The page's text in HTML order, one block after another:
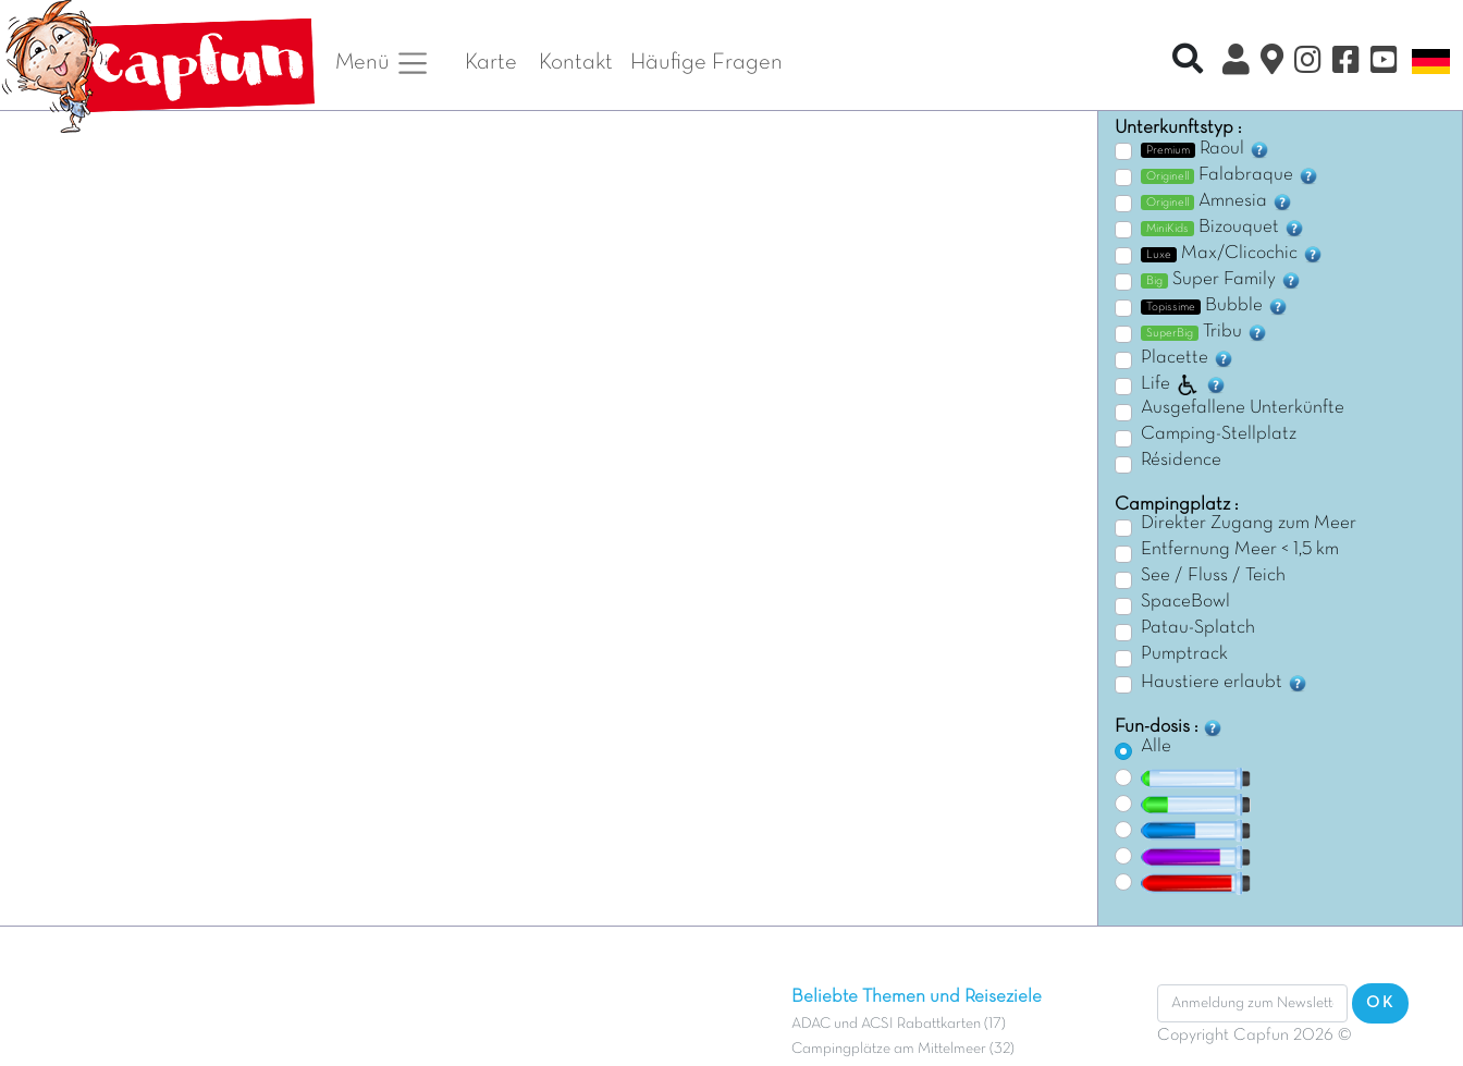
Menü Karte Kontakt Häufige Fragen Recherche rapide
Unterkunftstyp :
Premium Raoul
Originell Falabraque
Originell Amnesia
MiniKids Bizouquet
Luxe Max/Clicochic
Big Super Family
Topissime Bubble
SuperBig
Tribu
Placette
Life
Ausgefallene Unterkünfte
Camping-Stellplatz
Résidence
Campingplatz :
Direkter Zugang zum Meer
Entfernung Meer < 1,5 km
See / Fluss / Teich
SpaceBowl
Patau-Splatch
Pumptrack
Haustiere erlaubt
Fun-dosis :
Alle
Beliebte Themen und Reiseziele
ADAC und ACSI Rabattkarten (17)
Campingplätze am Mittelmeer (32)
OK
Copyright Capfun 2026 ©